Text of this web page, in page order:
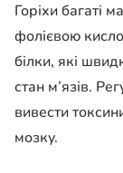
Горіхи багаті
фолієвою
білки, які
стан м’язів.
вивести
мозку.